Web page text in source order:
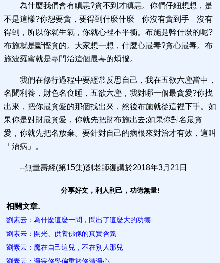
為什麼我們會有瞋恚?貪不到才瞋恚。你們仔細想想，是
不是這樣?你想要貪，要得到什麼什麼，你沒有貪到手，沒有
得到，所以你就生氣，你就心裡不平衡。布施是幹什麼的呢?
布施就是斷慳貪的。大家想一想，什麼心最毒?貪心最毒。布
施波羅蜜就是專門治這個最毒的煩惱。
我們在修行過程中要經常反思自己，我在五欲六塵當中，
名聞利養，財色名食睡，五欲六塵，我對哪一個最貪愛?你找
出來，把你最貪愛的那個找出來，然後布施就從這裡下手。如
果你是對財最貪愛，你就先把財布施出去;如果你對名最貪
愛，你就先把名放棄。要針對自己的病根來對治才有效，這叫
「治病」。
--無量壽經(第15集)劉老師復講於2018年3月21日
分享好文，利人利己，功德無量!
相關文章:
劉素云：為什麼這麼一問，問出了這麼大的功德
劉素云：開光、供養佛像的真實含義
劉素云：魔在自己這兒，不在別人那兒
劉素云：淨宗修學偏重於修清淨心